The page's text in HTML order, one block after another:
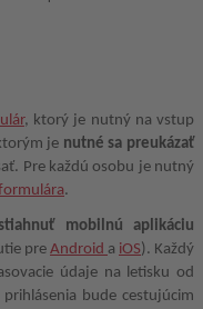
, ktorý je nutný na vstup
je nutné sa preukázať
Pre každú osobu je nutný
.
stiahnuť mobilnú aplikáciu
preAndroid a iOS). Každý
údaje na letisku od
bude cestujúcim